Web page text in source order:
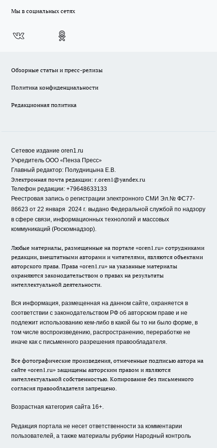
Мы в социальных сетях
Обзорные статьи и пресс-релизы
Политика конфиденциальности
Редакционная политика
Сетевое издание oren1.ru
Учредитель ООО «Пенза Пресс»
Главный редактор: Полудницына Е.В.
Электронная почта редакции: r.oren1@yandex.ru
Телефон редакции: +79648633133
Реестровая запись о регистрации электронного СМИ Эл.№ ФС77-
86623 от 22 января 2024 г. выдано Федеральной службой по надзору
в сфере связи, информационных технологий и массовых
коммуникаций (Роскомнадзор).
Любые материалы, размещенные на портале «oren1.ru» сотрудниками
редакции, внештатными авторами и читателями, являются объектами
авторского права. Права «oren1.ru» на указанные материалы
охраняются законодательством о правах на результаты
интеллектуальной деятельности.
Вся информация, размещенная на данном сайте, охраняется в
соответствии с законодательством РФ об авторском праве и не
подлежит использованию кем-либо в какой бы то ни было форме, в
том числе воспроизведению, распространению, переработке не
иначе как с письменного разрешения правообладателя.
Все фотографические произведения, отмеченные подписью автора на
сайте «oren1.ru» защищены авторским правом и являются
интеллектуальной собственностью. Копирование без письменного
согласия правообладателя запрещено.
Возрастная категория сайта 16+.
Редакция портала не несет ответственности за комментарии
пользователей, а также материалы рубрики Народный контроль